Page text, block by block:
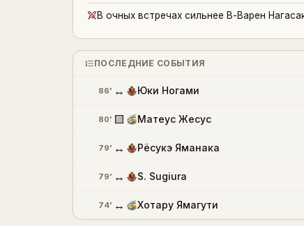
В очных встречах сильнее В-Варен
ПОСЛЕДНИЕ СОБЫТИЯ
86' ↔ Юки Ногами
80' 🟨 Матеус Жесус
79' ↔ Рёсукэ Яманака
79' ↔ S. Sugiura
74' ↔ Хотару Ямагути